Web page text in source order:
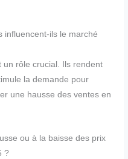
influencent-ils le marché
un rôle crucial. Ils rendent
la demande pour
une hausse des ventes en
ou à la baisse des prix
?